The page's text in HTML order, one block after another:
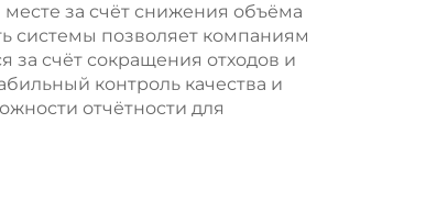
за счёт снижения объёма
системы позволяет компаниям
за счёт сокращения отходов и
контроль качества и
отчётности для